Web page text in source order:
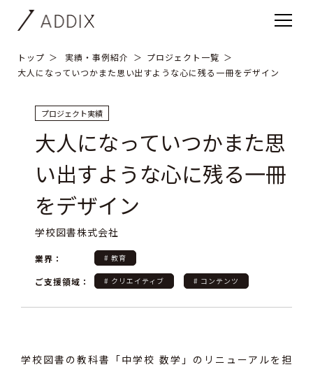
トップ 実績・事例紹介
プロジェクト一覧
大人になっていつかまた思い出すような心に残る一冊をデザイン
プロジェクト実績
大人になっていつかまた思
い出すような心に残る一冊
をデザイン
学校図書株式会社
業界： # 教育
ご支援領域： # クリエイティブ # コンテンツ
学校図書の教科書「中学校 数学」のリニューアルを担